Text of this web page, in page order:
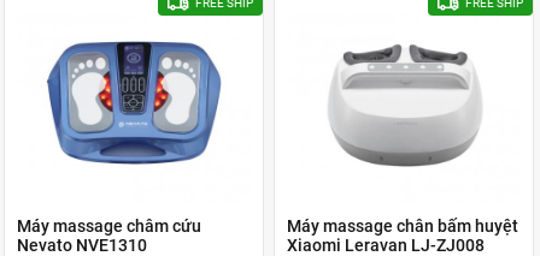
FREE SHIP
Máy massage châm cứu
Nevato NVE1310
FREE SHIP
Máy massage chân bấm huyệt
Xiaomi Leravan LJ-ZJ008